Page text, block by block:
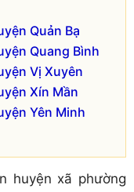
Quản Bạ
Quang Bình
Vị Xuyên
Xín Mần
Yên Minh
huyện xã phường